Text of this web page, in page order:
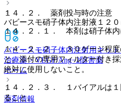
バビースモ硝子体内注射液１２０
バビースモ硝子体内注射用キッ
治療薬 > VEGF/Ang−2阻害薬
ホーム
薬剤情報
１４．２． 薬剤投与時の注意
１４．２．１． 本剤は硝子体内
１４．２．２． ３０ゲージ程
と。添付の専用フィルター付き
絶対に使用しないこと。
１４．２．３． １バイアルは
ること。